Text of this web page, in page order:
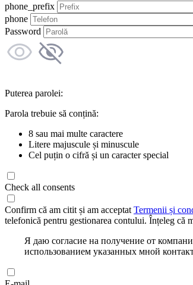
phone_prefix
phone
Password
Puterea parolei:
Parola trebuie să conțină:
8 sau mai multe caractere
Litere majuscule și minuscule
Cel puțin o cifră și un caracter special
Check all consents
Confirm că am citit și am acceptat Termenii și
telefonică pentru gestionarea contului. Înțeleg că
Я даю согласие на получение от
использованием указанных мной